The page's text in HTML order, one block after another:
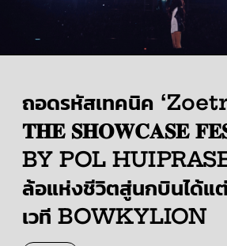
ถอดรหัสเทคนิค
𝐓𝐇𝐄 𝐒𝐇𝐎𝐖𝐂𝐀𝐒𝐄
BY POL
ล้อแห่งชีวิตสู่นกบินได้แ
เวที BOWKYLION